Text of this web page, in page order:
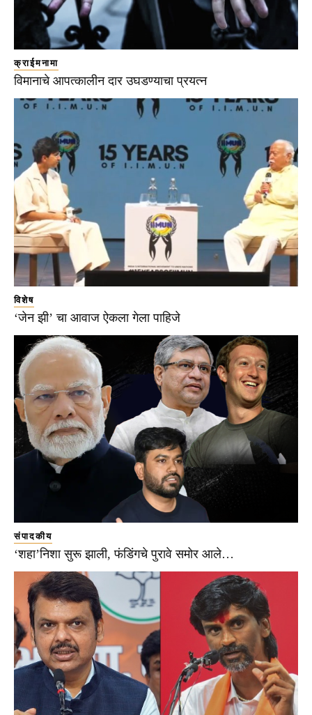
क्राईमनामा
विमानाचे आपत्कालीन दार उघडण्याचा प्रयत्न
विशेष
‘जेन झी’ चा आवाज ऐकला गेला पाहिजे
संपादकीय
‘शहा’निशा सुरू झाली, फंडिंगचे पुरावे समोर आले…